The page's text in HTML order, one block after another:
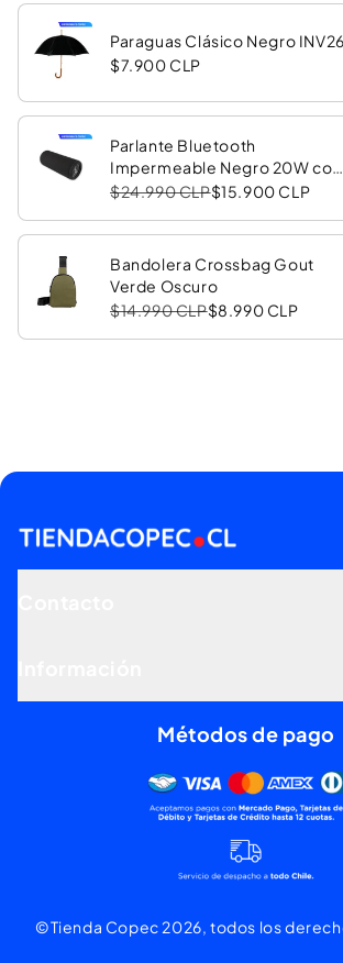
Paraguas Clásico Negro INV26
$7.900 CLP
Parlante Bluetooth
Impermeable Negro 20W con
Luz LED RGB PV26 Copec
$24.990 CLP$15.900 CLP
Bandolera Crossbag Gout
Verde Oscuro
$14.990 CLP$8.990 CLP
Métodos de pago
©Tienda Copec 2026, todos los